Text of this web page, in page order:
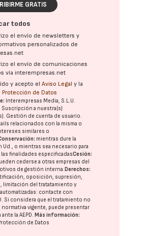
GRATIS
todos
el envío de newsletters y
personalizados de
el envío de comunicaciones
vía interempresas.net
y acepto elAviso Legal y la
Protección de Datos
Interempresas Media, S.L.U.
Suscripción a nuestra(s)
Gestión de cuenta de usuario.
relacionados con la misma o
similares o
mientras dure la
Ud., o mientras sea necesario para
las finalidades especificadasCesión:
cederse a otras empresas del
de gestión interna. Derechos:
oposición, supresión,
limitación del tratatamiento y
contacte con
. Si considera que el tratamiento no
normativa vigente, puede presentar
ante laAEPD. Más información:
de Datos